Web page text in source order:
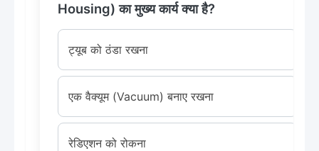
Housing) का मुख्य कार्य क्या है?
ट्यूब को ठंडा रखना
एक वैक्यूम (Vacuum) बनाए रखना
रेडिएशन को रोकना